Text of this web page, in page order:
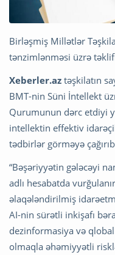
Birləşmiş Millətlər
tənzimlənməsi üzrə
Xeberler.az təşkilatın
BMT-nin Süni İntellekt
Qurumunun dərc etdiyi
intellektin effektiv
tədbirlər görməyə
“Bəşəriyyətin gələcəyi
adlı hesabatda
əlaqələndirilmiş
AI-nin sürətli inkişafı
dezinformasiya və
olmaqla əhəmiyyətli